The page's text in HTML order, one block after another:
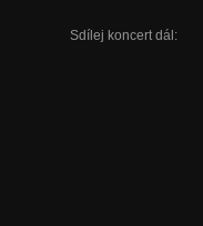
Sdílej koncert dál: